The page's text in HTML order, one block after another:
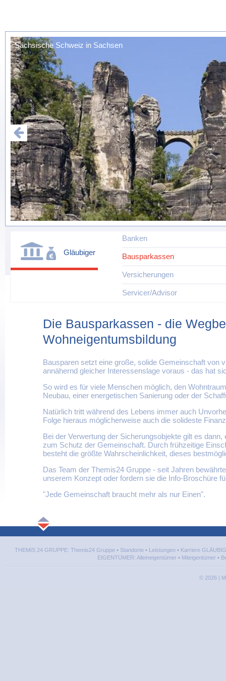
Sächsische Schweiz in Sachsen
Gläubiger
Banken
Bausparkassen
Versicherungen
Servicer/Advisor
Die Bausparkassen - die
Wohneigentumsbildung
Bausparen setzt eine große, solide Gemeinschaft von
annähernd gleicher Interessenslage voraus - das hat
So wird es für viele Menschen möglich, den
Neubau, einer energetischen Sanierung oder der
Natürlich tritt während des Lebens immer auch
Folge hieraus möglicherweise auch die solideste
Bei der Verwertung der Sicherungsobjekte gilt es
zum Schutz der Gemeinschaft. Durch frühzeitige
besteht die größte Wahrscheinlichkeit, dieses
Das Team der Themis24 Gruppe - seit Jahren
unserem Konzept oder fordern sie die Info-Broschüre
"Jede Gemeinschaft braucht mehr als nur Einen".
THEMIS 24 GRUPPE: Themis24 Gruppe▪ Standorte▪ Leistungen▪ Karriere
EIGENTÜMER: Alleineigentümer ▪ Miteigentümer ▪
© 2026|